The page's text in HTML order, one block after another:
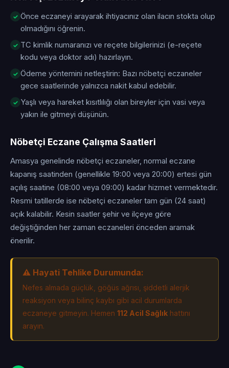
Önce eczaneyi arayarak ihtiyacınız olan ilacın stokta olup
olmadığını öğrenin.
TC kimlik numaranızı ve reçete bilgilerinizi (e-reçete
kodu veya doktor adı) hazırlayın.
Ödeme yöntemini netleştirin: Bazı nöbetçi eczaneler
gece saatlerinde yalnızca nakit kabul edebilir.
Yaşlı veya hareket kısıtlılığı olan bireyler için vasi veya
yakın ile gitmeyi düşünün.
Nöbetçi Eczane Çalışma Saatleri
Amasya genelinde nöbetçi eczaneler, normal eczane
kapanış saatinden (genellikle 19:00 veya 20:00) ertesi gün
açılış saatine (08:00 veya 09:00) kadar hizmet vermektedir.
Resmi tatillerde ise nöbetçi eczaneler tam gün (24 saat)
açık kalabilir. Kesin saatler şehir ve ilçeye göre
değiştiğinden her zaman eczaneleri önceden aramak
önerilir.
⚠️ Hayati Tehlike Durumunda:
Nefes almada güçlük, göğüs ağrısı, şiddetli alerjik
reaksiyon veya bilinç kaybı gibi acil durumlarda
eczaneye gitmeyin. Hemen 112 Acil Sağlık hattını
arayın.